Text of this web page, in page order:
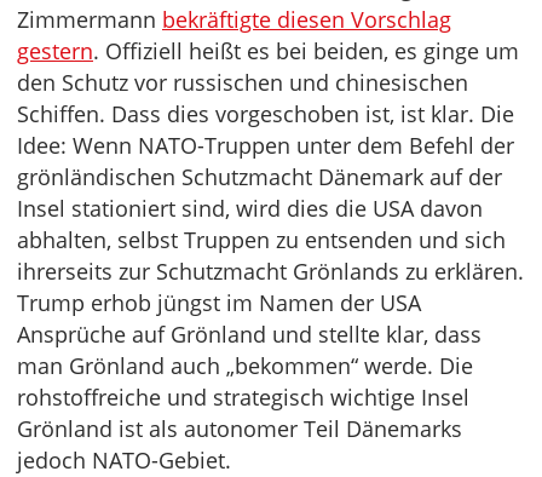
Zimmermann bekräftigte diesen Vorschlag
gestern. Offiziell heißt es bei beiden, es ginge um
den Schutz vor russischen und chinesischen
Schiffen. Dass dies vorgeschoben ist, ist klar. Die
Idee: Wenn NATO-Truppen unter dem Befehl der
grönländischen Schutzmacht Dänemark auf der
Insel stationiert sind, wird dies die USA davon
abhalten, selbst Truppen zu entsenden und sich
ihrerseits zur Schutzmacht Grönlands zu erklären.
Trump erhob jüngst im Namen der USA
Ansprüche auf Grönland und stellte klar, dass
man Grönland auch „bekommen“ werde. Die
rohstoffreiche und strategisch wichtige Insel
Grönland ist als autonomer Teil Dänemarks
jedoch NATO-Gebiet.